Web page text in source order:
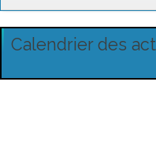
Calendrier des